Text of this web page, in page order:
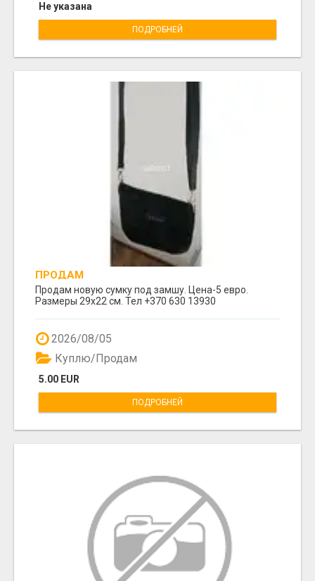
Не указана
ПОДРОБНЕЙ
ПРОДАМ
Продам новую сумку под замшу. Цена-5 евро.
Размеры 29х22 см. Тел +370 630 13930
2026/08/05
5.00 EUR
Куплю/Продам
ПОДРОБНЕЙ